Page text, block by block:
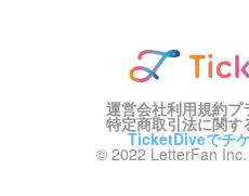
運営会社利用規約プ
特定商取引法に関す
TicketDiveでチ
© 2022 LetterFan